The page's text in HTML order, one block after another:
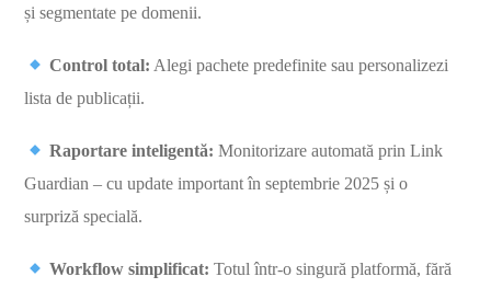
și segmentate pe domenii.
Control total: Alegi pachete predefinite sau personalizezi
lista de publicații.
Raportare inteligentă: Monitorizare automată prin Link
Guardian – cu update important în septembrie 2025 și o
surpriză specială.
Workflow simplificat: Totul într-o singură platformă, fără